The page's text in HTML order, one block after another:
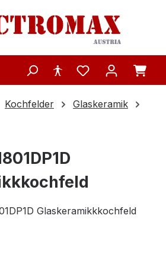
Kochfelder
Glaskeramik